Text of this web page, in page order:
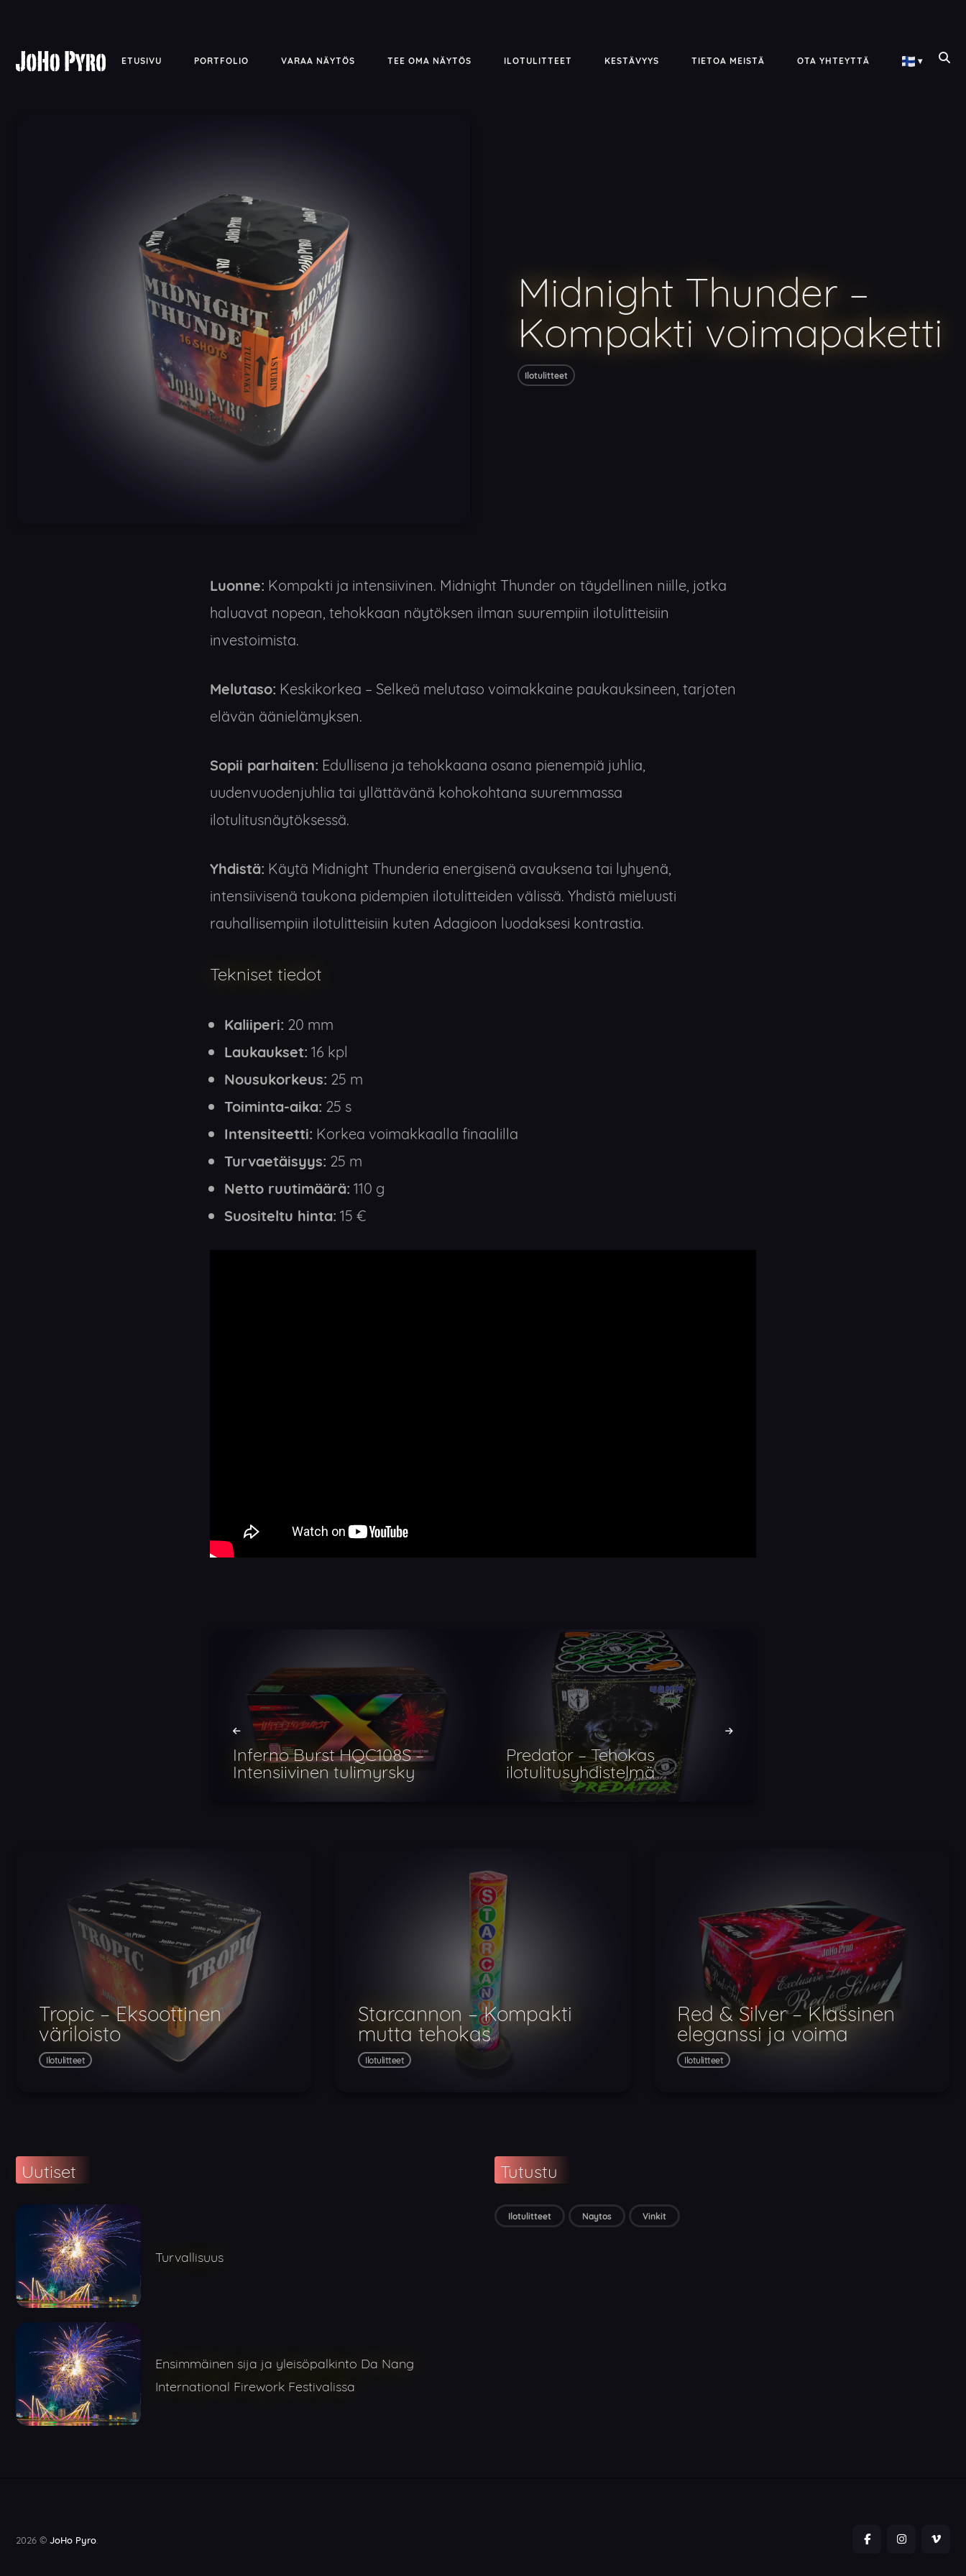
ETUSIVU PORTFOLIO VARAA NÄYTÖS TEE OMA NÄYTÖS ILOTULITTEET KESTÄVYYS TIETOA MEISTÄ OTA YHTEYTTÄ ▾
Midnight Thunder –
Kompakti voimapaketti
Ilotulitteet
Luonne: Kompakti ja intensiivinen. Midnight Thunder on täydellinen niille, jotka
haluavat nopean, tehokkaan näytöksen ilman suurempiin ilotulitteisiin
investoimista.
Melutaso: Keskikorkea – Selkeä melutaso voimakkaine paukauksineen, tarjoten
elävän äänielämyksen.
Sopii parhaiten: Edullisena ja tehokkaana osana pienempiä juhlia,
uudenvuodenjuhlia tai yllättävänä kohokohtana suuremmassa
ilotulitusnäytöksessä.
Yhdistä: Käytä Midnight Thunderia energisenä avauksena tai lyhyenä,
intensiivisenä taukona pidempien ilotulitteiden välissä. Yhdistä mieluusti
rauhallisempiin ilotulitteisiin kuten Adagioon luodaksesi kontrastia.
Tekniset tiedot
Kaliiperi: 20 mm
Laukaukset: 16 kpl
Nousukorkeus: 25 m
Toiminta-aika: 25 s
Intensiteetti: Korkea voimakkaalla finaalilla
Turvaetäisyys: 25 m
Netto ruutimäärä: 110 g
Suositeltu hinta: 15 €
Inferno Burst HQC108S –
Intensiivinen tulimyrsky
Predator – Tehokas
ilotulitusyhdistelmä
Tropic – Eksoottinen
väriloisto
Ilotulitteet
Starcannon – Kompakti
mutta tehokas
Ilotulitteet
Red & Silver – Klassinen
eleganssi ja voima
Ilotulitteet
Uutiset
Turvallisuus
Ensimmäinen sija ja yleisöpalkinto Da Nang
International Firework Festivalissa
Tutustu
Ilotulitteet Naytos Vinkit
2026 © JoHo Pyro